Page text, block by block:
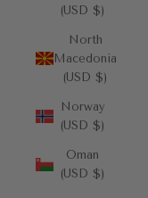
(USD $)
North
Macedonia
(USD $)
Norway
(USD $)
Oman
(USD $)